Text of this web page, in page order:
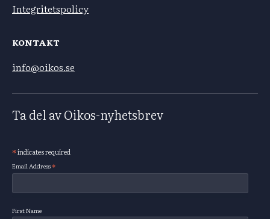
Integritetspolicy
KONTAKT
info@oikos.se
Ta del av Oikos-nyhetsbrev
Subscribe
*indicates required
Email Address*
First Name